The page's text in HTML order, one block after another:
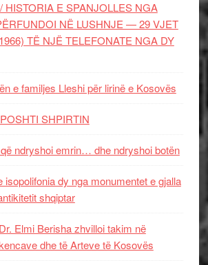
HISTORIA E SPANJOLLES NGA
NË LUSHNJE — 29 VJET
TË NJË TELEFONATE NGA DY
e familjes Lleshi për lirinë e Kosovës
SHPIRTIN
ndryshoi emrin… dhe ndryshoi botën
isopolifonia dy nga monumentet e gjalla
shqiptar
Elmi Berisha zhvilloi takim në
dhe të Arteve të Kosovës